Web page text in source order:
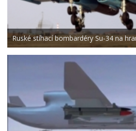
Ruské stíhací bombardéry Su-34 na